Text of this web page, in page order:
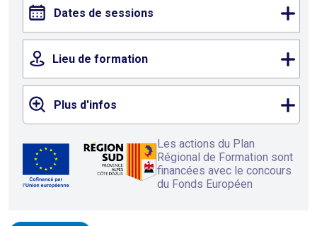
Dates de sessions
Lieu de formation
Plus d'infos
Les actions du Plan
Régional de Formation sont
financées avec le concours
du Fonds Européen